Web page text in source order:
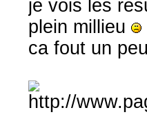
je vois les
plein millieu
ca fout un